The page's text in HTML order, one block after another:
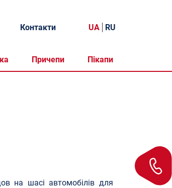
Причепи Пікапи
Контакти UA RU
на шасі автомобілів для